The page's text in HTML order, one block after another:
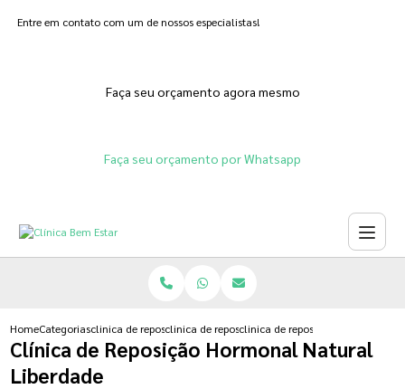
Entre em contato com um de nossos especialistas!
Faça seu orçamento agora mesmo
Faça seu orçamento por Whatsapp
HomeCategoriasclinica de reposicao hormonalclinica de reposicao hormonal feminina
clinica de reposicao hormonal
Clínica de Reposição Hormonal Natural
Liberdade